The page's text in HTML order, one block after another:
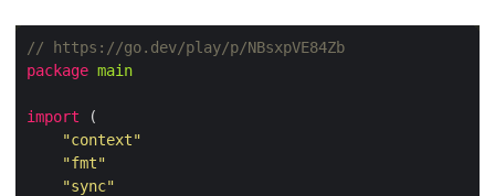
// https://go.dev/play/p/NBsxpVE84Zb
package main
import
"context"
"fmt"
"sync"